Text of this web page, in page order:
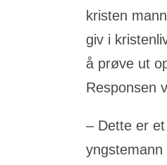
kristen
giv i
å prøve ut
Responsen
– Dette er
yngstemann